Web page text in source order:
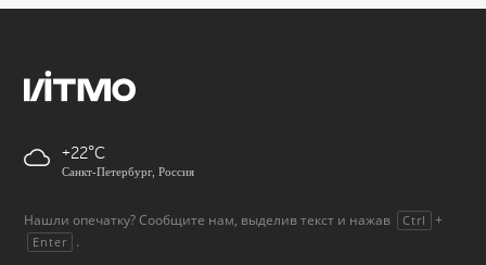
+22
Санкт-Петербург, Россия
Нашли опечатку? Сообщите нам, выделив текст и нажав Ctrl +
Enter .